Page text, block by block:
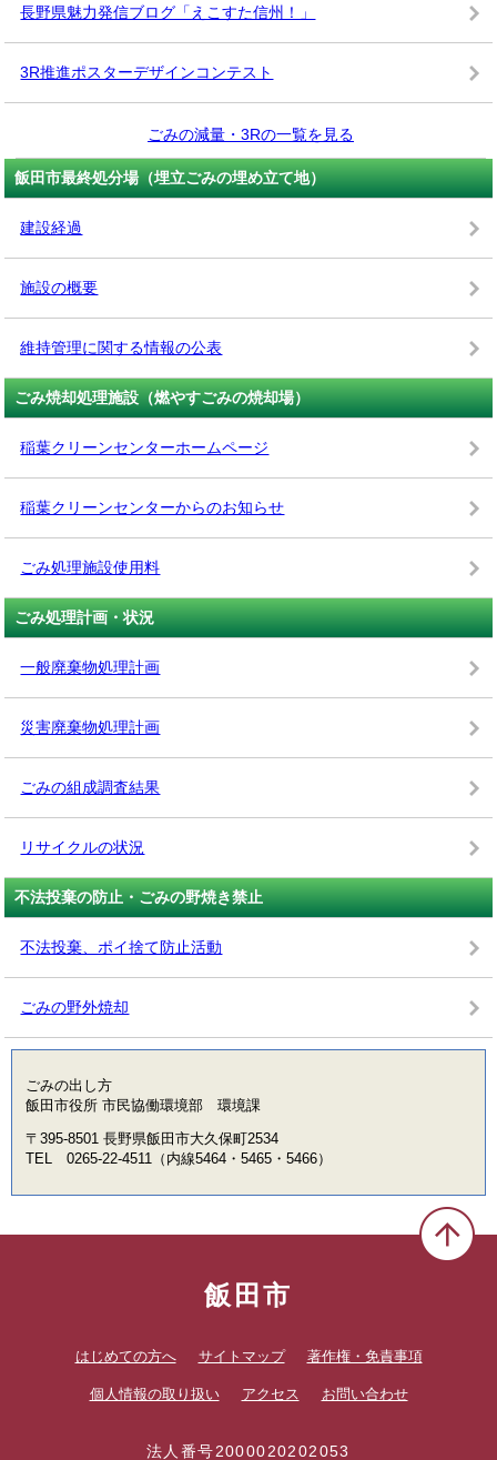
長野県魅力発信ブログ「えこすた信州！」
3R推進ポスターデザインコンテスト
ごみの減量・3Rの一覧を見る
飯田市最終処分場（埋立ごみの埋め立て地）
建設経過
施設の概要
維持管理に関する情報の公表
ごみ焼却処理施設（燃やすごみの焼却場）
稲葉クリーンセンターホームページ
稲葉クリーンセンターからのお知らせ
ごみ処理施設使用料
ごみ処理計画・状況
一般廃棄物処理計画
災害廃棄物処理計画
ごみの組成調査結果
リサイクルの状況
不法投棄の防止・ごみの野焼き禁止
不法投棄、ポイ捨て防止活動
ごみの野外焼却
ごみの出し方
飯田市役所 市民協働環境部 環境課
〒395-8501 長野県飯田市大久保町2534
TEL 0265-22-4511（内線5464・5465・5466）
飯田市
はじめての方へ サイトマップ 著作権・免責事項
個人情報の取り扱い アクセス お問い合わせ
法人番号2000020202053